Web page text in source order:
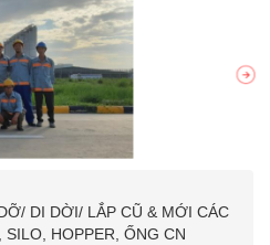
DI DỜI/ LẮP CŨ & MỚI CÁC
HOPPER, ỐNG CN